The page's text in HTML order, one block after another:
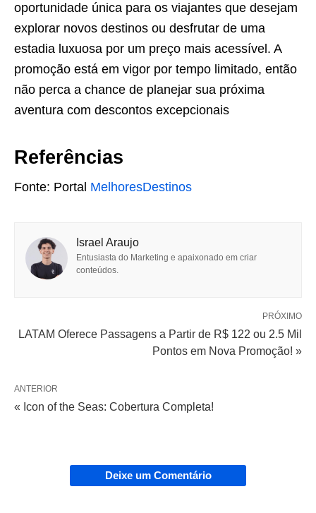
oportunidade única para os viajantes que desejam
explorar novos destinos ou desfrutar de uma
estadia luxuosa por um preço mais acessível. A
promoção está em vigor por tempo limitado, então
não perca a chance de planejar sua próxima
aventura com descontos excepcionais
Referências
Fonte: Portal MelhoresDestinos
Israel Araujo
Entusiasta do Marketing e apaixonado em criar
conteúdos.
PRÓXIMO
LATAM Oferece Passagens a Partir de R$ 122 ou 2.5 Mil
Pontos em Nova Promoção! »
ANTERIOR
« Icon of the Seas: Cobertura Completa!
Deixe um Comentário